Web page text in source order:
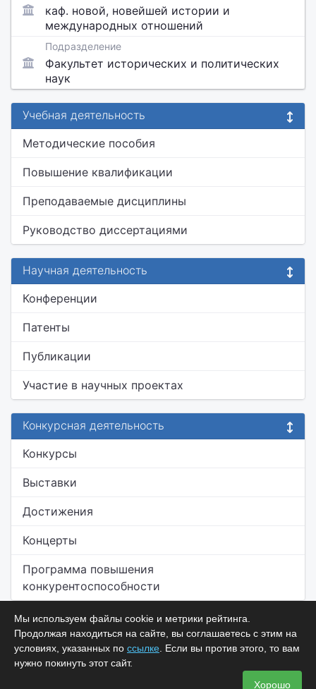
каф. новой, новейшей истории и
международных отношений
Подразделение
Факультет исторических и политических
наук
Учебная деятельность
Методические пособия
Повышение квалификации
Преподаваемые дисциплины
Руководство диссертациями
Научная деятельность
Конференции
Патенты
Публикации
Участие в научных проектах
Конкурсная деятельность
Конкурсы
Выставки
Достижения
Концерты
Программа повышения
конкурентоспособности
Мы используем файлы cookie и метрики рейтинга.
Продолжая находиться на сайте, вы соглашаетесь с этим на
условиях, указанных по ссылке . Если вы против этого, то вам
нужно покинуть этот сайт.
Хорошо